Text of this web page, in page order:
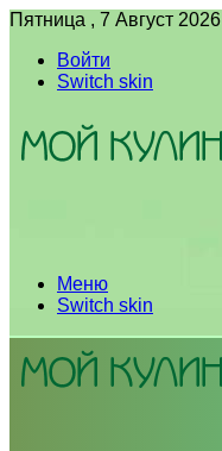
Пятница , 7 Август 2026
Войти
Switch skin
Меню
Switch skin